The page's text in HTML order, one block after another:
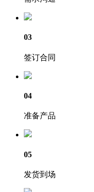
03
签订合同
04
准备产品
05
发货到场